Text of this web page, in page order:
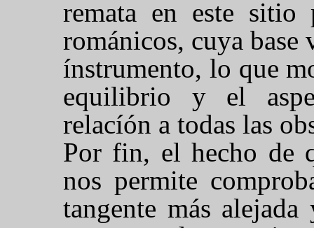
remata en este sitio
románicos, cuya base
ínstrumento, lo que
equilibrio y el
relacíón a todas las
Por fin, el hecho de
nos permite
tangente más